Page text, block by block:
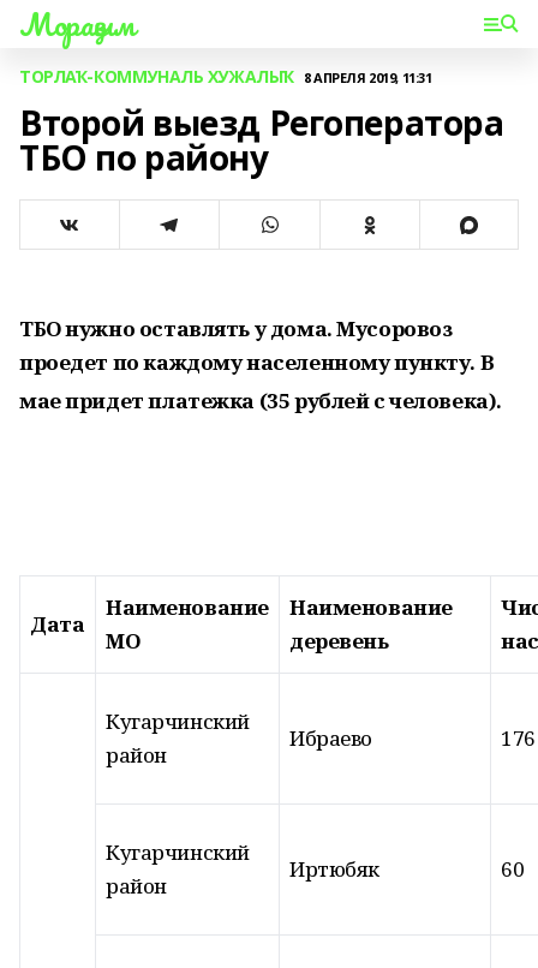
Мораҙым
ТОРЛАҠ-КОММУНАЛЬ ХУЖАЛЫҠ 8 АПРЕЛЯ 2019, 11:31
Второй выезд Регоператора
ТБО по району
ТБО нужно оставлять у дома.Мусоровоз
проедет по каждому населенному пункту. В
мае придет платежка (35 рублей с человека).
Дата
Наименование
МО
Наименование
деревень
Кугарчинский
район
Ибраево 176
Кугарчинский
район
Иртюбяк 60